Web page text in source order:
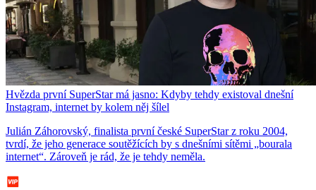
Hvězda první SuperStar má jasno: Kdyby tehdy existoval dnešní
Instagram, internet by kolem něj šílel
Julián Záhorovský, finalista první české SuperStar z roku 2004,
tvrdí, že jeho generace soutěžících by s dnešními sítěmi „bourala
internet“. Zároveň je rád, že je tehdy neměla.